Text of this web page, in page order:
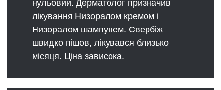
нульовий. Дерматолог призначив
лікування Низоралом кремом і
Низоралом шампунем. Свербіж
швидко пішов, лікувався близько
місяця. Ціна зависока.